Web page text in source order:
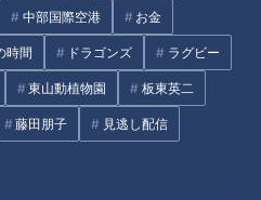
中部国際空港 お金
時間 ドラゴンズ ラグビー
東山動植物園 板東英二
藤田朋子 見逃し配信
総菜の数は「200種類」以
上！？愛知県のローカルスーパ
ー「生鮮館やまひこ」の魅力と
は？新作弁当の開発にも密着